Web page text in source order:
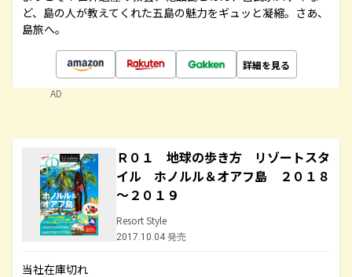
ど、島の人が教えてくれた五島の魅力をギュッと凝縮。さあ、
島旅へ。
詳細を見る
AD
Ｒ０１ 地球の歩き方 リゾートスタ
イル ホノルル＆オアフ島 ２０１８
～２０１９
Resort Style
2017.10.04 発売
当社在庫切れ